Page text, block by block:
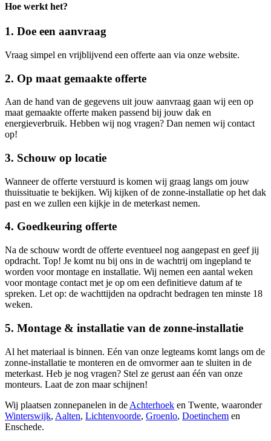
Hoe werkt het?
1. Doe een aanvraag
Vraag simpel en vrijblijvend een offerte aan via onze website.
2. Op maat gemaakte offerte
Aan de hand van de gegevens uit jouw aanvraag gaan wij een op
maat gemaakte offerte maken passend bij jouw dak en
energieverbruik. Hebben wij nog vragen? Dan nemen wij contact
op!
3. Schouw op locatie
Wanneer de offerte verstuurd is komen wij graag langs om jouw
thuissituatie te bekijken. Wij kijken of de zonne-installatie op het dak
past en we zullen een kijkje in de meterkast nemen.
4. Goedkeuring offerte
Na de schouw wordt de offerte eventueel nog aangepast en geef jij
opdracht. Top! Je komt nu bij ons in de wachtrij om ingepland te
worden voor montage en installatie. Wij nemen een aantal weken
voor montage contact met je op om een definitieve datum af te
spreken. Let op: de wachttijden na opdracht bedragen ten minste 18
weken.
5. Montage & installatie van de zonne-installatie
Al het materiaal is binnen. Eén van onze legteams komt langs om de
zonne-installatie te monteren en de omvormer aan te sluiten in de
meterkast. Heb je nog vragen? Stel ze gerust aan één van onze
monteurs. Laat de zon maar schijnen!
Wij plaatsen zonnepanelen in de Achterhoek en Twente, waaronder
Winterswijk, Aalten, Lichtenvoorde, Groenlo, Doetinchem en
Enschede.